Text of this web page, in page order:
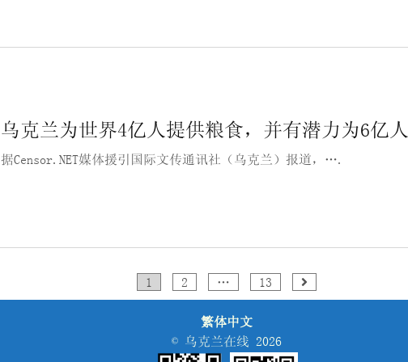
乌克兰为世界4亿人提供粮食，并有潜力为6亿
据Censor.NET媒体援引国际文传通讯社（乌克兰）报道，….
1 2 … 13
繁体中文
© 乌克兰在线 2026